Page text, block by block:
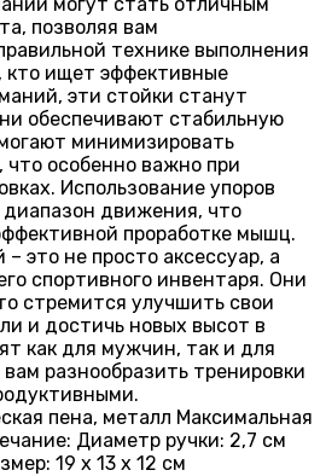
позволяя вам
технике выполнения
ищет эффективные
эти стойки станут
обеспечивают стабильную
минимизировать
что особенно важно при
Использование упоров
диапазон движения, что
проработке мышц.
это не просто аксессуар, а
спортивного инвентаря. Они
стремится улучшить свои
и достичь новых высот в
как для мужчин, так и для
разнообразить тренировки
пена, металл Максимальная
Диаметр ручки: 2,7 см
19 х 13 х 12 см